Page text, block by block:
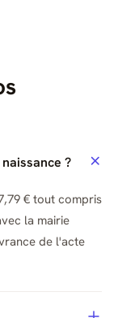
?
€ tout compris
la mairie
de l'acte